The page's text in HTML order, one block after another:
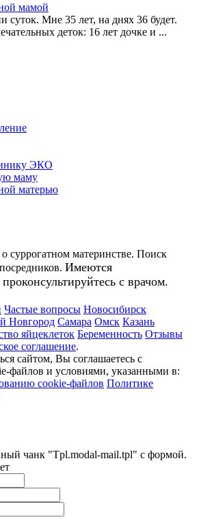
мамой
суток. Мне 35 лет, на днях 36 будет.
деток: 16 лет дочке и ...
ЭКО
маму
матерью
суррогатном материнстве. Поиск
Имеются
с врачом.
Частые вопросы Новосибирск
Новгород Самара Омск Казань
яйцеклеток Беременность Отзывы
соглашение.
сайтом, Вы соглашаетесь с
файлов и условиями, указанными в:
cookie-файлов Политике
чанк "Tpl.modal-mail.tpl" с формой.